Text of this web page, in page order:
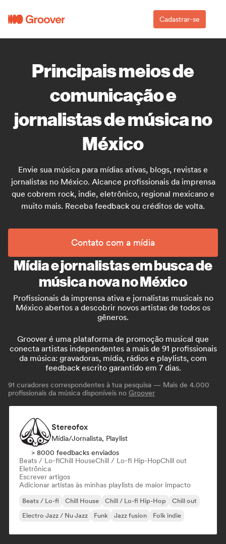
Cadastrar-se
Principais meios de
comunicação e
jornalistas de música no
México
Envie sua música para mídias ativas, blogs, revistas e
jornalistas no México. Alcance profissionais da imprensa
que cobrem rock, indie, eletrônico, regional mexicano e
muito mais. Receba feedback ou créditos de volta.
Contato com a mídia
Mídia e jornalistas em busca de
música nova no México
Profissionais da imprensa ativa e jornalistas musicais no
México abertos a descobrir novos artistas de todos os
gêneros.
Groover é uma plataforma de promoção musical que
conecta artistas independentes a mais de 91 profissionais
da música: gravadoras, mídia, rádios e playlists, com
feedback escrito garantido em 7 dias.
91 curadores correspondentes à tua pesquisa — Mais de 4.000
profissionais da música disponíveis no Groover
Stereofox
Mídia/Jornalista, Playlist
> 8000 feedbacks enviados
Beats / Lo-fiChill HouseChill / Lo-fi Hip-HopChill out
Eletrônica
Escrever artigos
Adicionar artistas às minhas playlists de maior impacto
Beats / Lo-fi Chill House Chill / Lo-fi Hip-Hop
Chill out
Electro Jazz / Nu Jazz
Funk Jazz fusion Folk indie